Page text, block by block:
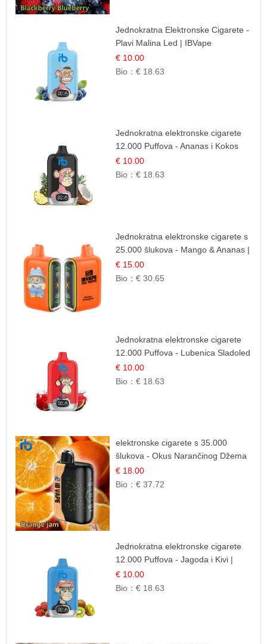
Jednokratna Elektronske Cigarete -
Plavi Malina Led | IBVape
€ 10.00
Bio：€ 18.63
Jednokratna elektronske cigarete
12.000 Puffova - Ananas i Kokos
Sladoled | Tropski Desert
€ 10.00
Bio：€ 18.63
Jednokratna elektronske cigarete s
25.000 šlukova - Mango & Ananas |
Egzotična Voćna Mješavina
€ 15.00
Bio：€ 30.65
Jednokratna elektronske cigarete
12.000 Puffova - Lubenica Sladoled
| Ljetna Desertna Aroma
€ 10.00
Bio：€ 18.63
elektronske cigarete s 35.000
šlukova - Okus Narančinog Džema
| Dugotrajno Iskustvo
€ 18.00
Bio：€ 37.72
Jednokratna elektronske cigarete
12.000 Puffova - Jagoda i Kivi |
Sočna Voćna Kombinacija
€ 10.00
Bio：€ 18.63